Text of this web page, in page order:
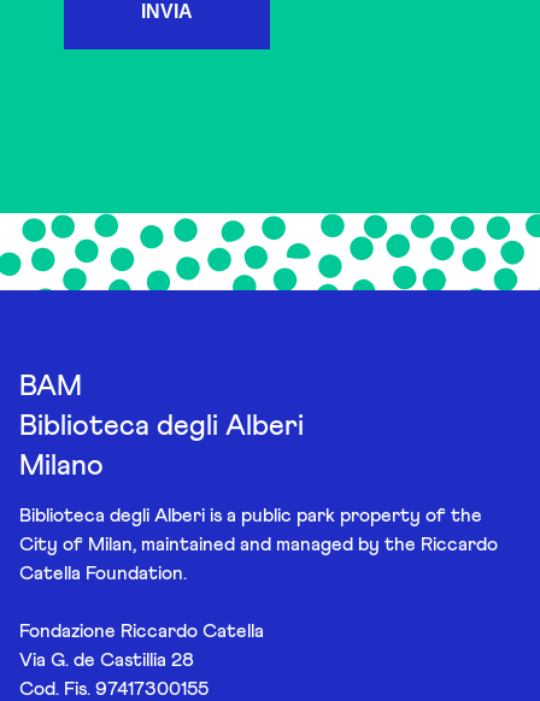
INVIA
BAM
Biblioteca degli Alberi
Milano
Biblioteca degli Alberi is a public park property of the
City of Milan, maintained and managed by the Riccardo
Catella Foundation.
Fondazione Riccardo Catella
Via G. de Castillia 28
Cod. Fis. 97417300155